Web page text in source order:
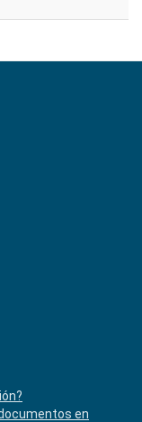
en